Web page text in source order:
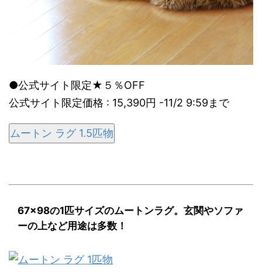
●公式サイト限定★５％OFF
公式サイト限定価格 : 15,390円 -11/2 9:59まで
ムートン ラグ 1.5匹物
67×98の1匹サイズのムートンラグ。玄関やソファ
ーの上など用途は多数！